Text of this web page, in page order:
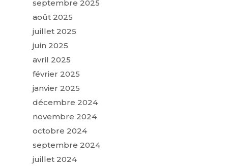
septembre 2025
août 2025
juillet 2025
juin 2025
avril 2025
février 2025
janvier 2025
décembre 2024
novembre 2024
octobre 2024
septembre 2024
juillet 2024